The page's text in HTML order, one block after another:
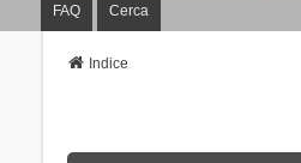
FAQ Cerca
Indice